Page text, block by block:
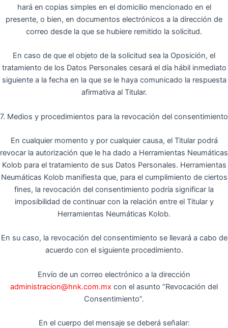
hará en copias simples en el domicilio mencionado en el
presente, o bien, en documentos electrónicos a la dirección de
correo desde la que se hubiere remitido la solicitud.
En caso de que el objeto de la solicitud sea la Oposición, el
tratamiento de los Datos Personales cesará el día hábil inmediato
siguiente a la fecha en la que se le haya comunicado la respuesta
afirmativa al Titular.
7. Medios y procedimientos para la revocación del consentimiento
En cualquier momento y por cualquier causa, el Titular podrá
revocar la autorización que le ha dado a Herramientas Neumáticas
Kolob para el tratamiento de sus Datos Personales. Herramientas
Neumáticas Kolob manifiesta que, para el cumplimiento de ciertos
fines, la revocación del consentimiento podría significar la
imposibilidad de continuar con la relación entre el Titular y
Herramientas Neumáticas Kolob.
En su caso, la revocación del consentimiento se llevará a cabo de
acuerdo con el siguiente procedimiento.
Envío de un correo electrónico a la dirección
administracion@hnk.com.mx con el asunto “Revocación del
Consentimiento”.
En el cuerpo del mensaje se deberá señalar: